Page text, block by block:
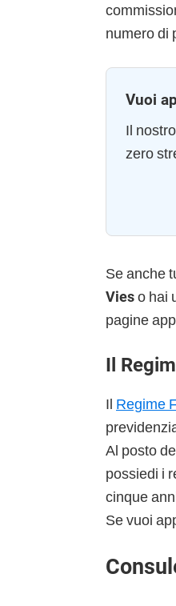
numero di
Vuoi
Il
zero
Se anche
Vieso hai
pagine
Il
Il Regime
Al posto
possiedi i
cinque
Se vuoi